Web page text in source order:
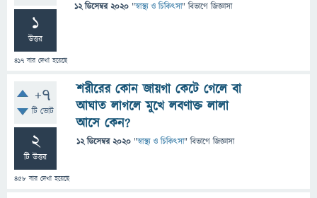
1
উত্তর
417 বার দেখা হয়েছে
12 ডিসেম্বর 2020 "স্বাস্থ্য ও চিকিৎসা" বিভাগে জিজ্ঞাসা
+7
টি ভোট
2
টি উত্তর
458 বার দেখা হয়েছে
শরীরের কোন জায়গা কেটে গেলে বা
আঘাত লাগলে মুখে লবণাক্ত লালা
আসে কেন?
12 ডিসেম্বর 2020 "স্বাস্থ্য ও চিকিৎসা" বিভাগে জিজ্ঞাসা